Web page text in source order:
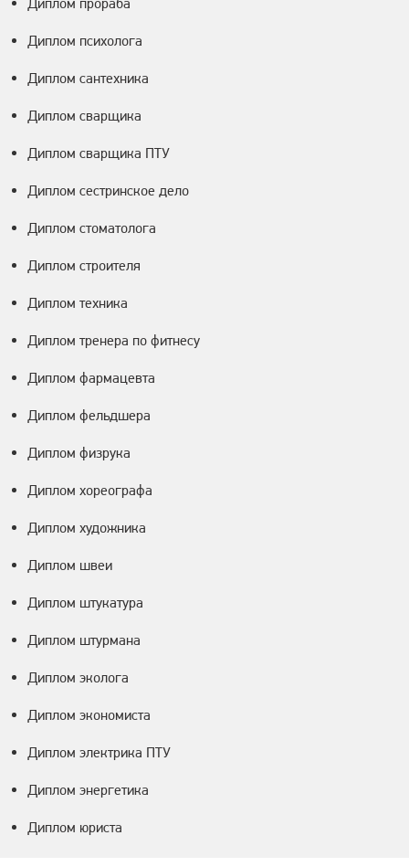
Диплом психолога
Диплом сантехника
Диплом сварщика
Диплом сварщика ПТУ
Диплом сестринское дело
Диплом стоматолога
Диплом строителя
Диплом техника
Диплом тренера по фитнесу
Диплом фармацевта
Диплом фельдшера
Диплом физрука
Диплом хореографа
Диплом художника
Диплом швеи
Диплом штукатура
Диплом штурмана
Диплом эколога
Диплом экономиста
Диплом электрика ПТУ
Диплом энергетика
Диплом юриста